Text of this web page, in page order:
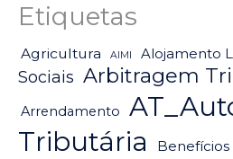
Etiquetas
Agricultura AIMI Alojamento
Sociais Arbitragem
Arrendamento
Tributária
Benefícios